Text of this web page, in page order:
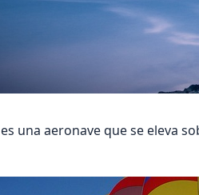
una aeronave que se eleva